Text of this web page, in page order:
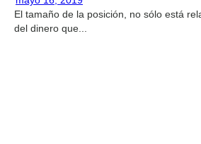
El tamaño de la posición, no sólo está
del dinero que...